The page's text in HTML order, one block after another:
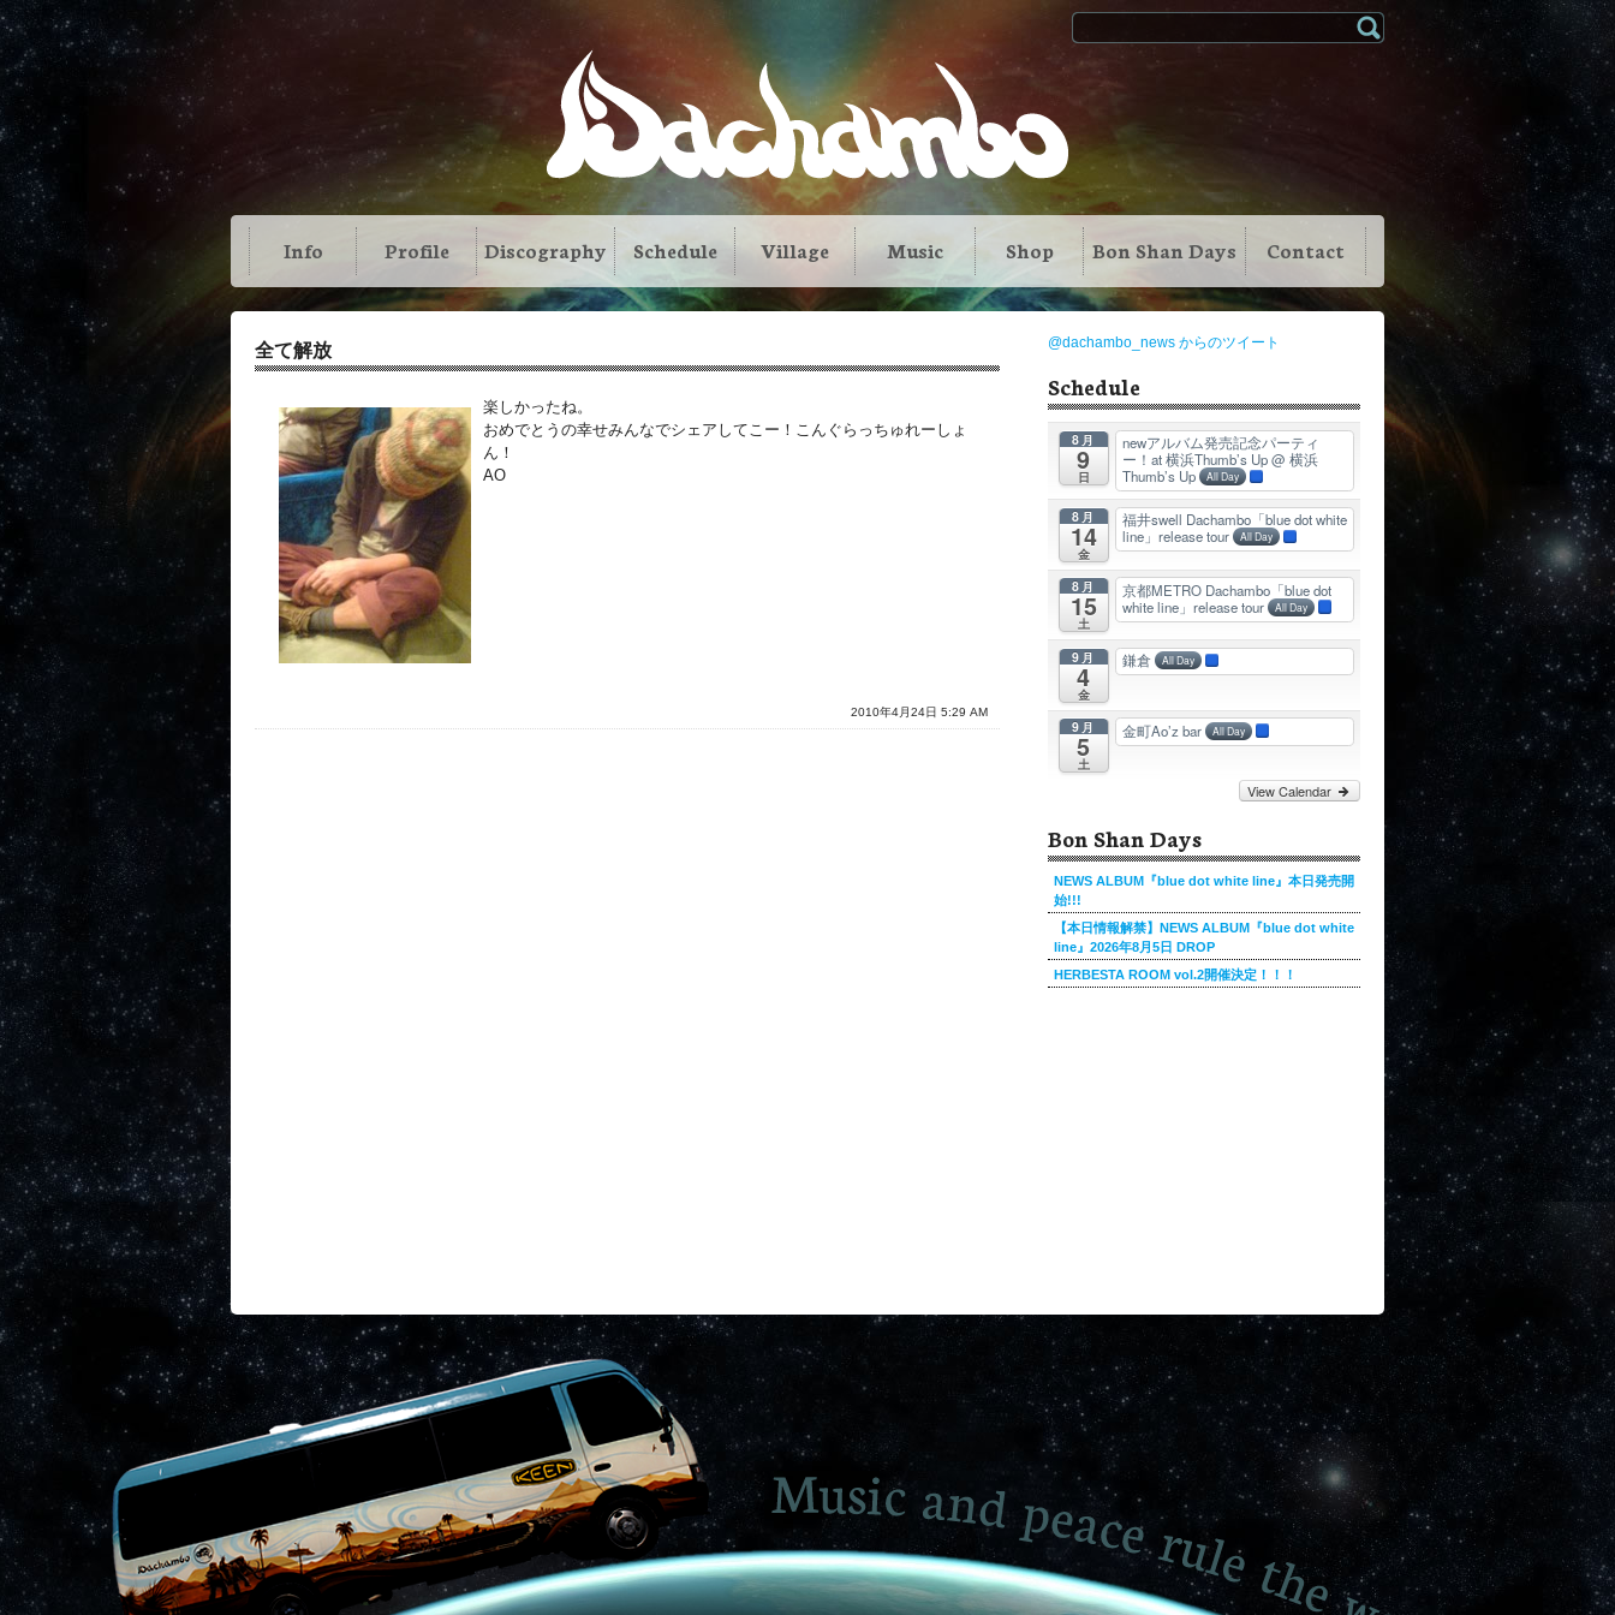
Info Profile Discography Schedule Village Music Shop Bon Shan Days Contact
全て解放
楽しかったね。
おめでとうの幸せみんなでシェアしてこー！こんぐらっちゅれーしょ
ん！
AO
2010年4月24日 5:29 AM
@dachambo_news からのツイート
Schedule
8月
9
日
newアルバム発売記念パーティ
ー！at 横浜Thumb’s Up@ 横浜
Thumb’s Up All Day
8月
14
金
福井swell Dachambo「blue dot white
line」release tour All Day
8月
15
土
京都METRO Dachambo「blue dot
white line」release tour All Day
9月
4
金
鎌倉 All Day
9月
5
土
金町Ao’z bar All Day
View Calendar
Bon Shan Days
NEWS ALBUM『blue dot white line』本日発売開
始!!!
【本日情報解禁】NEWS ALBUM『blue dot white
line』2026年8月5日 DROP
HERBESTA ROOM vol.2開催決定！！！